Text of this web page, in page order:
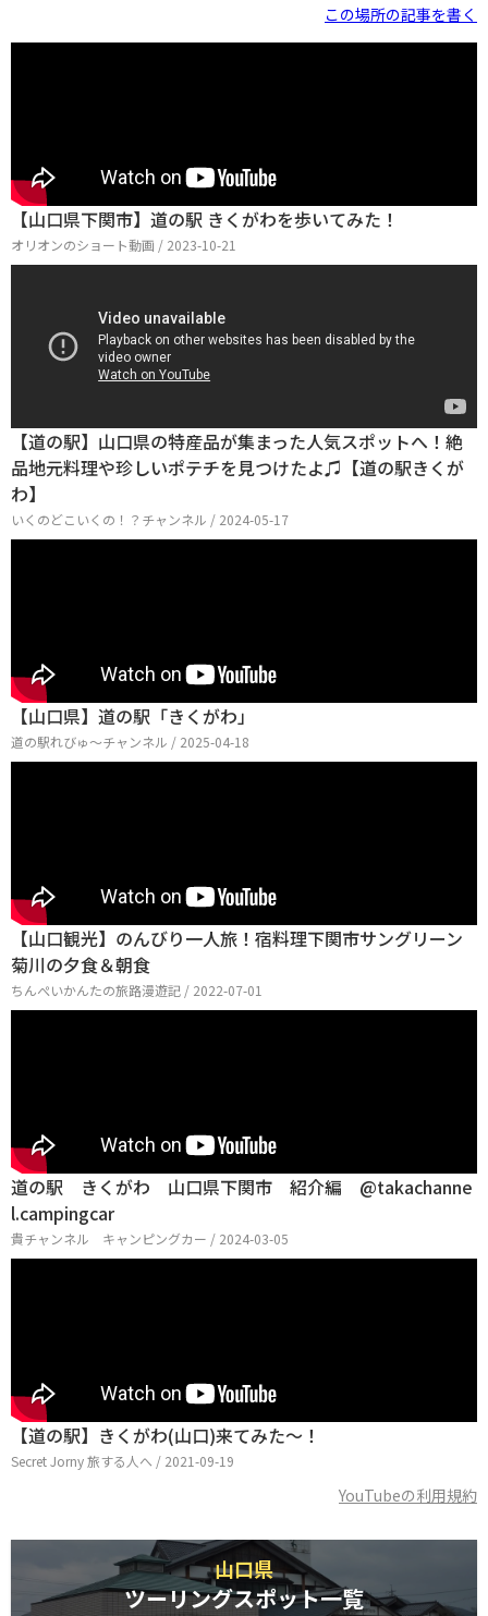
この場所の記事を書く
【山口県下関市】道の駅 きくがわを歩いてみた！
オリオンのショート動画 / 2023-10-21
【道の駅】山口県の特産品が集まった人気スポットへ！絶
品地元料理や珍しいポテチを見つけたよ♫【道の駅きくが
わ】
いくのどこいくの！？チャンネル / 2024-05-17
【山口県】道の駅「きくがわ」
道の駅れびゅ〜チャンネル / 2025-04-18
【山口観光】のんびり一人旅！宿料理下関市サングリーン
菊川の夕食＆朝食
ちんぺいかんたの旅路漫遊記 / 2022-07-01
道の駅 きくがわ 山口県下関市 紹介編 @takachanne
l.campingcar
貴チャンネル キャンピングカー / 2024-03-05
【道の駅】きくがわ(山口)来てみた〜！
Secret Jorny 旅する人へ / 2021-09-19
YouTubeの利用規約
山口県
ツーリングスポット一覧